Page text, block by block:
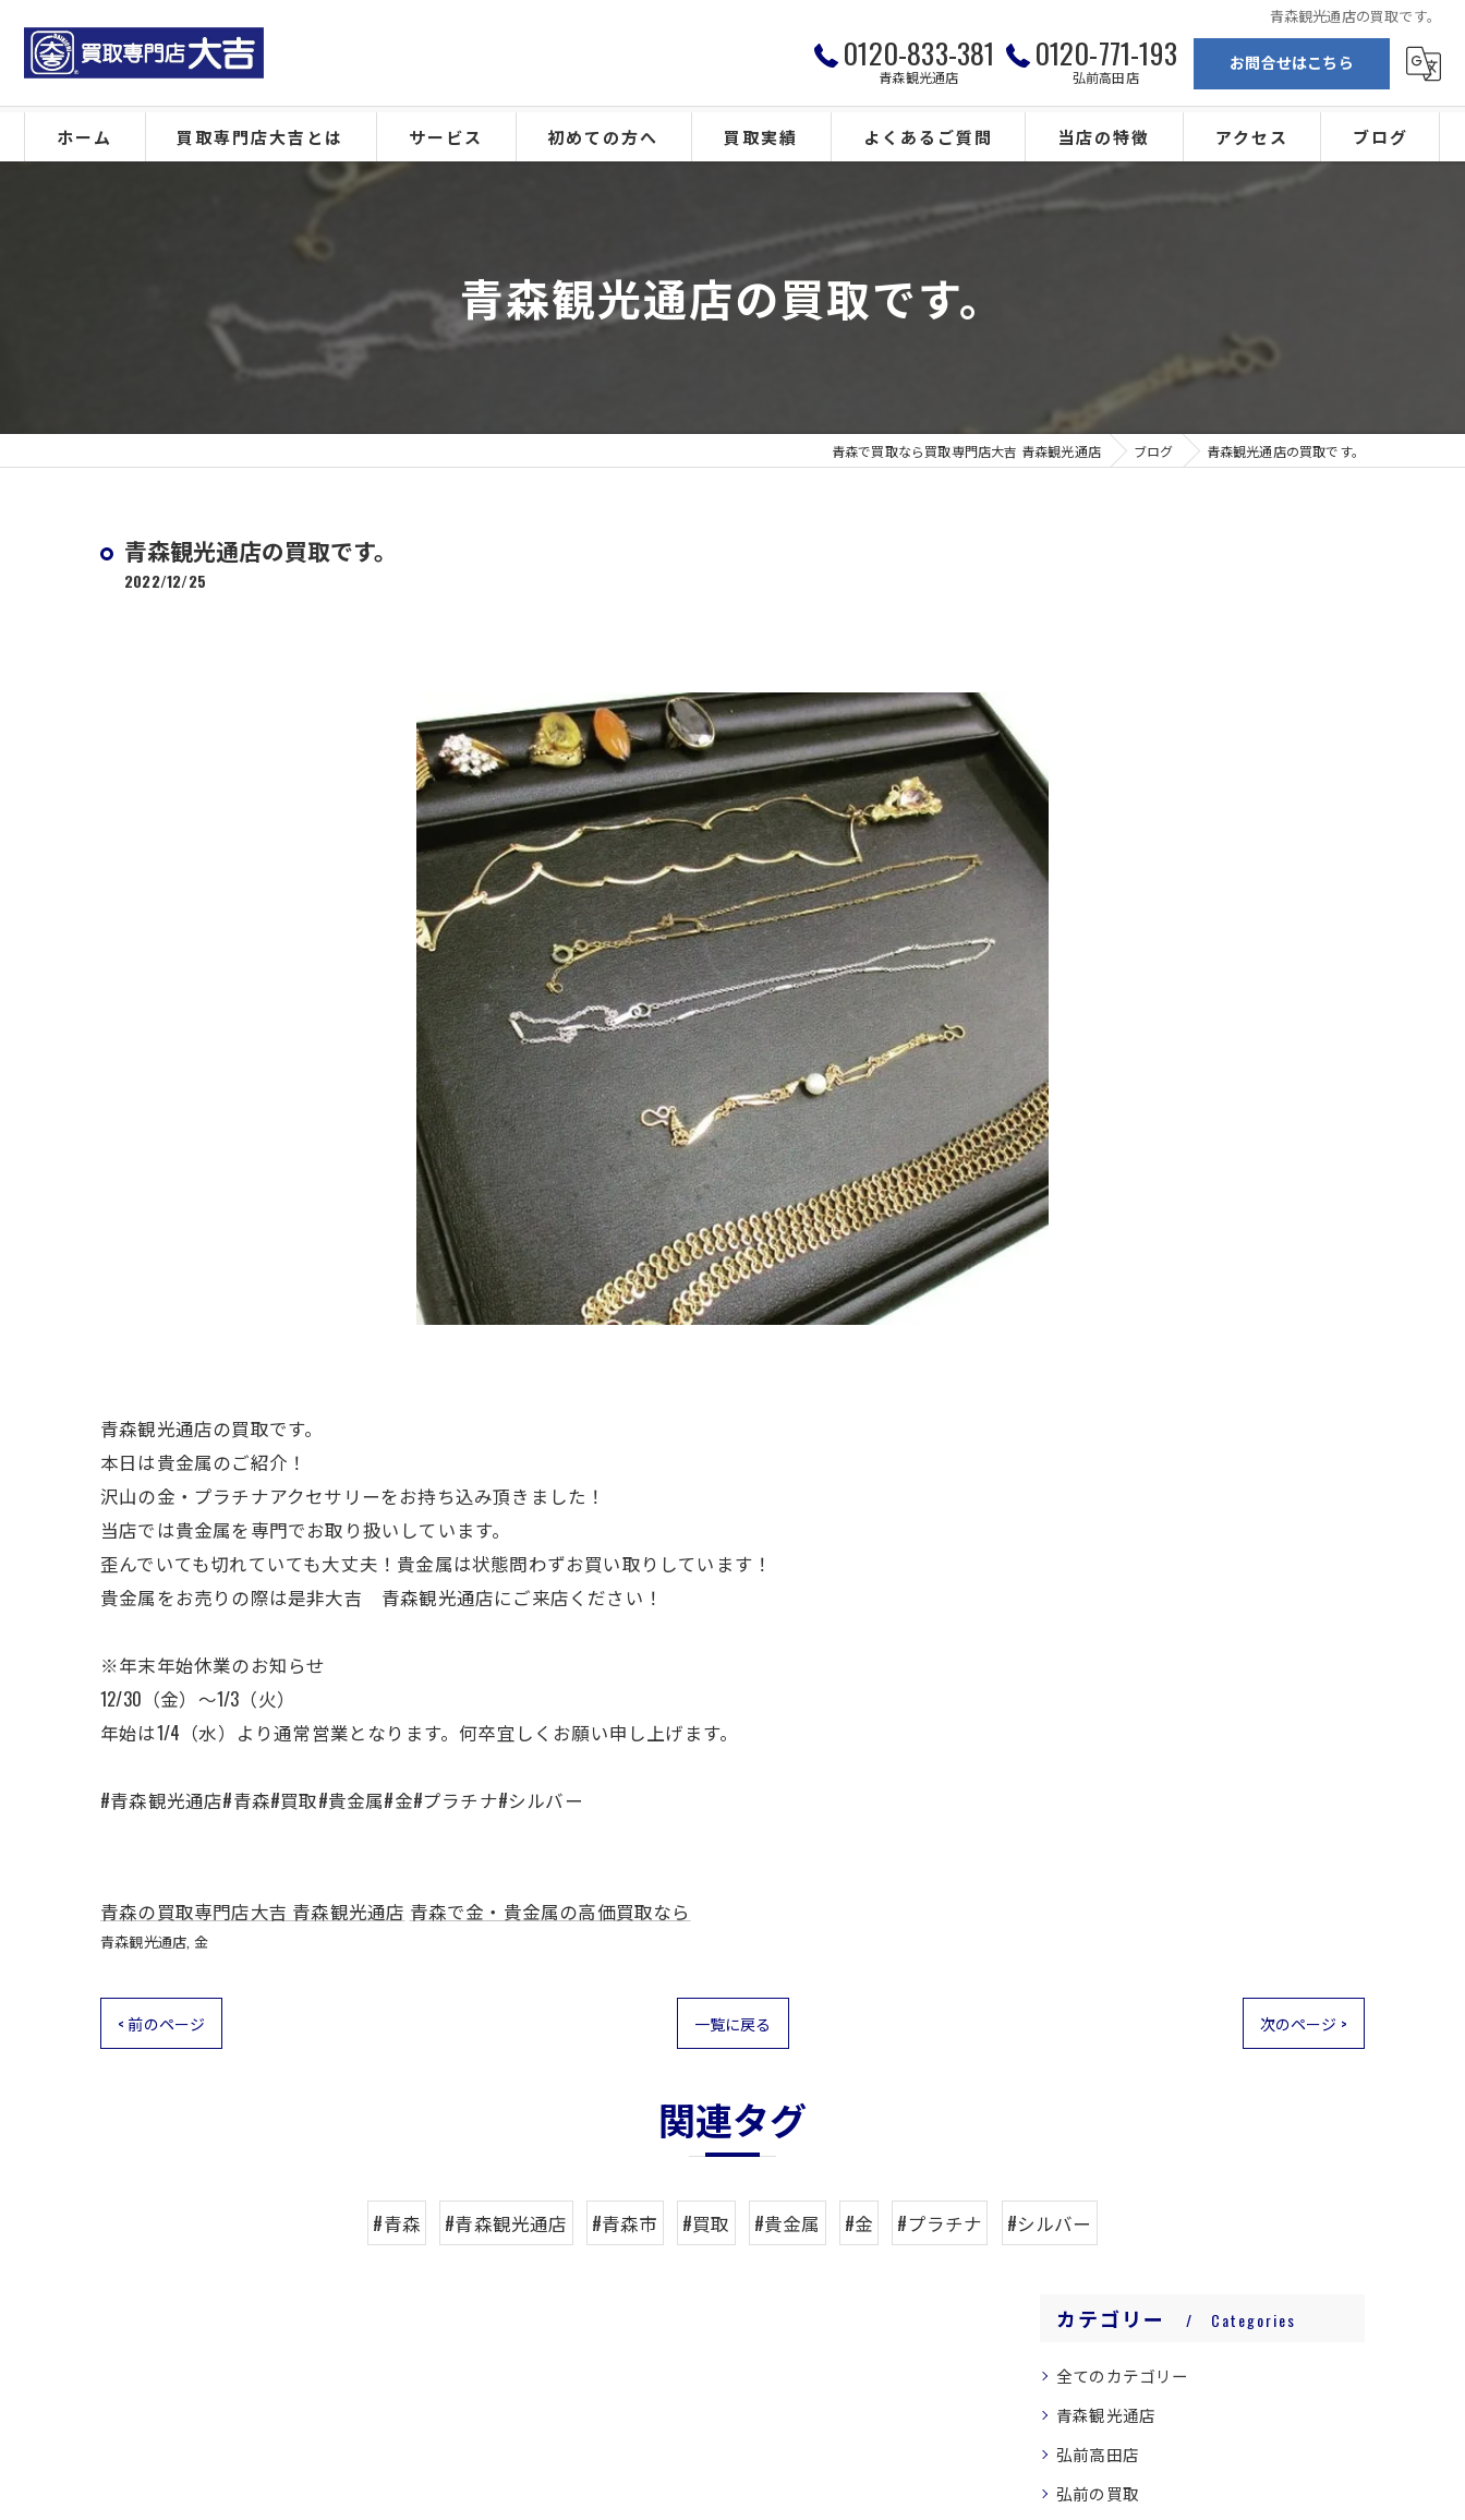
青森観光通店の買取です。
0120-833-381
青森観光通店
0120-771-193
弘前高田店
お問合せはこちら
ホーム 買取専門店大吉とは サービス 初めての方へ 買取実績 よくあるご質問 当店の特徴
弘前の買取
ジュエリー
アクセス ブログ
青森観光通店の買取です。
青森で買取なら買取専門店大吉 青森観光通店 ブログ 青森観光通店の買取です。
青森観光通店の買取です。
2022/12/25
青森観光通店の買取です。
本日は貴金属のご紹介！
沢山の金・プラチナアクセサリーをお持ち込み頂きました！
当店では貴金属を専門でお取り扱いしています。
歪んでいても切れていても大丈夫！貴金属は状態問わずお買い取りしています！
貴金属をお売りの際は是非大吉 青森観光通店にご来店ください！
※年末年始休業のお知らせ
12/30（金）～1/3（火）
年始は1/4（水）より通常営業となります。何卒宜しくお願い申し上げます。
#青森観光通店#青森#買取#貴金属#金#プラチナ#シルバー
青森の買取専門店大吉 青森観光通店 青森で金・貴金属の高価買取なら
青森観光通店 金
< 前のページ 一覧に戻る 次のページ >
関連タグ
#青森 #青森観光通店 #青森市 #買取 #貴金属 #金 #プラチナ #シルバー
カテゴリー Categories
全てのカテゴリー
青森観光通店
弘前高田店
弘前の買取